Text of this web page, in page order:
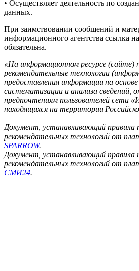
• Осуществляет деятельность по
данных.
При заимствовании сообщений и
информационного агентства ссылка
обязательна.
«На информационном ресурсе (сайте)
рекомендательные технологии
предоставления информации на основе
систематизации и анализа сведений,
предпочтениям пользователей сети
находящихся на территории
Документ, устанавливающий правила
рекомендательных технологий от
SPARROW.
Документ, устанавливающий правила
рекомендательных технологий от
СМИ24.